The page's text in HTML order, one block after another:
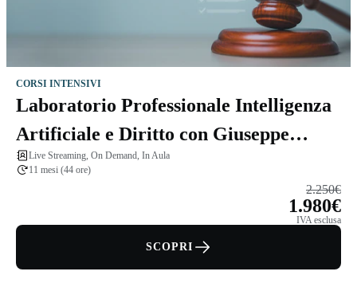
CORSI INTENSIVI
Laboratorio Professionale Intelligenza
Artificiale e Diritto con Giuseppe
Vaciago
Live Streaming, On Demand, In Aula
11 mesi (44 ore)
2.250€
1.980€
IVA esclusa
SCOPRI